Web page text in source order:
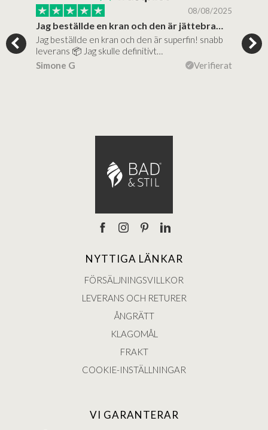
08/08/2025
Jag beställde en kran och den är jättebra…
Jag beställde en kran och den är superfin! snabb
leverans 📦 Jag skulle definitivt…
Simone G
Verifierat
NYTTIGA LÄNKAR
FÖRSÄLJNINGSVILLKOR
LEVERANS OCH RETURER
ÅNGRÄTT
KLAGOMÅL
FRAKT
COOKIE-INSTÄLLNINGAR
VI GARANTERAR